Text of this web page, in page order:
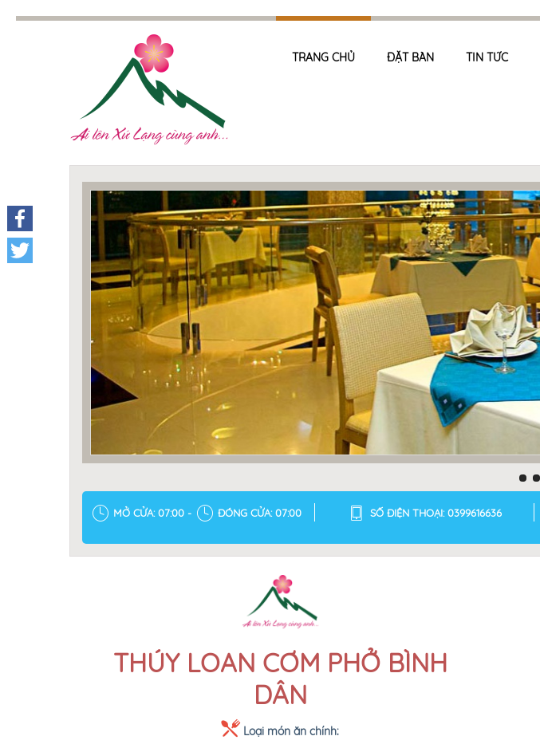
TRANG CHỦ ĐẶT BÀN TIN TỨC
MỞ CỬA: 07:00 - ĐÓNG CỬA: 07:00 SỐ ĐIỆN THOẠI: 0399616636
THÚY LOAN CƠM PHỞ BÌNH
DÂN
Loại món ăn chính:
Facebook